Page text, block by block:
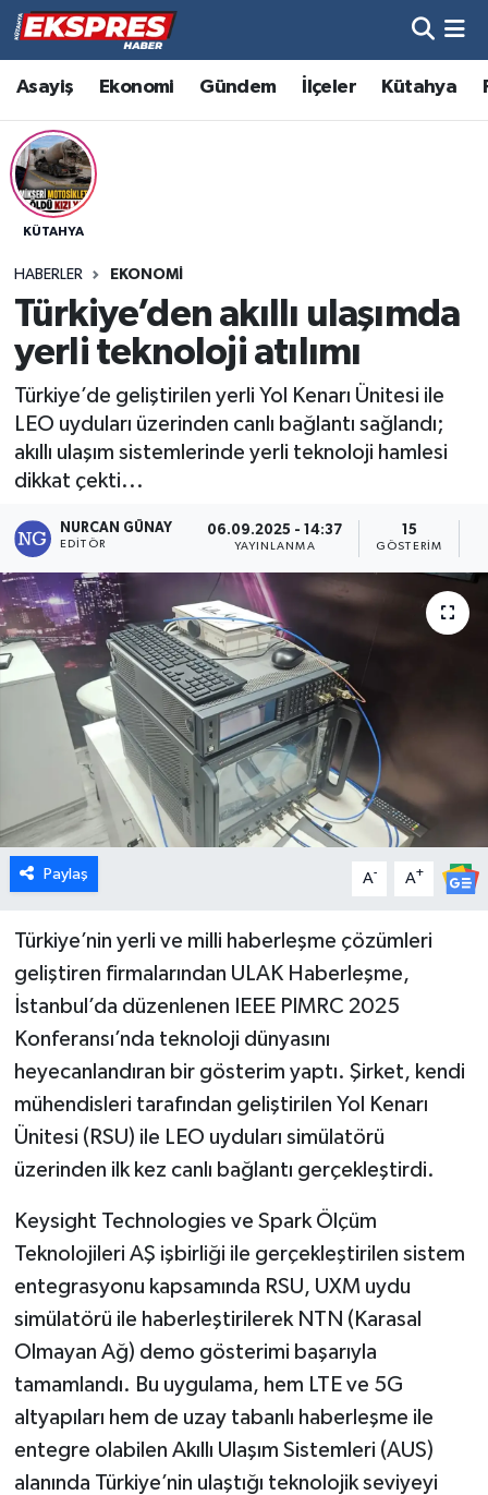
Asayiş Ekonomi Gündem İlçeler Kütahya
KÜTAHYA
HABERLER EKONOMI
Türkiye’den akıllı ulaşımda
yerli teknoloji atılımı
Türkiye’de geliştirilen yerli Yol Kenarı Ünitesi ile
LEO uyduları üzerinden canlı bağlantı sağlandı;
akıllı ulaşım sistemlerinde yerli teknoloji hamlesi
dikkat çekti...
NURCAN GÜNAY
EDITÖR
06.09.2025 - 14:37
YAYINLANMA
15
GÖSTERIM
Paylaş A- A+
Türkiye’nin yerli ve milli haberleşme çözümleri
geliştiren firmalarından ULAK Haberleşme,
İstanbul’da düzenlenen IEEE PIMRC 2025
Konferansı’nda teknoloji dünyasını
heyecanlandıran bir gösterim yaptı. Şirket, kendi
mühendisleri tarafından geliştirilen Yol Kenarı
Ünitesi (RSU) ile LEO uyduları simülatörü
üzerinden ilk kez canlı bağlantı gerçekleştirdi.
Keysight Technologies ve Spark Ölçüm
Teknolojileri AŞ işbirliği ile gerçekleştirilen sistem
entegrasyonu kapsamında RSU, UXM uydu
simülatörü ile haberleştirilerek NTN (Karasal
Olmayan Ağ) demo gösterimi başarıyla
tamamlandı. Bu uygulama, hem LTE ve 5G
altyapıları hem de uzay tabanlı haberleşme ile
entegre olabilen Akıllı Ulaşım Sistemleri (AUS)
alanında Türkiye’nin ulaştığı teknolojik seviyeyi
Altıntaş
Asayiş
Aslanapa
Bölge
Çavdarhisar
Domaniç
Dumlupınar
Dünya
Eğitim
Ekonomi
Emet
Foto Galeri
Gediz
Genel
Hisarcık
İlçeler
Köşe Yazıları
Kültür Sanat
Magazin
Pazarlar
Politika
Resmi İlan
Hava Durumu
Trafik Durumu
Süper Lig Puan Durumu ve Fikstür
Son Dakika Haberleri
Haber Arşivi